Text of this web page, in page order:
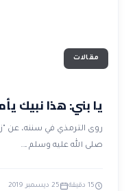
مقالات
يا بني: هذا نبيك
روى الترمذي في سننه، عن
صلى الله عليه وسلم ـ…
15 دقيقة 25 ديسمبر 2019